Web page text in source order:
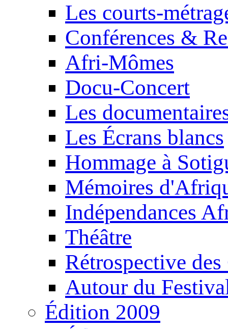
Les courts-
Conférences &
Afri-Mômes
Docu-Concert
Les
Les Écrans blancs
Hommage à
Mémoires
Indépendances
Théâtre
Rétrospective
Autour du
Édition 2009